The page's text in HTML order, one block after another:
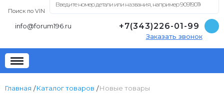
Поиск по VIN
info@forum196.ru +7(343)226-01-99
Заказать звонок
Главная Каталог товаров Новые товары